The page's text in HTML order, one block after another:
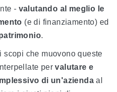
- valutando al meglio le
(e di finanziamento) ed
.
scopi che muovono queste
pervalutare e
di un'azienda al